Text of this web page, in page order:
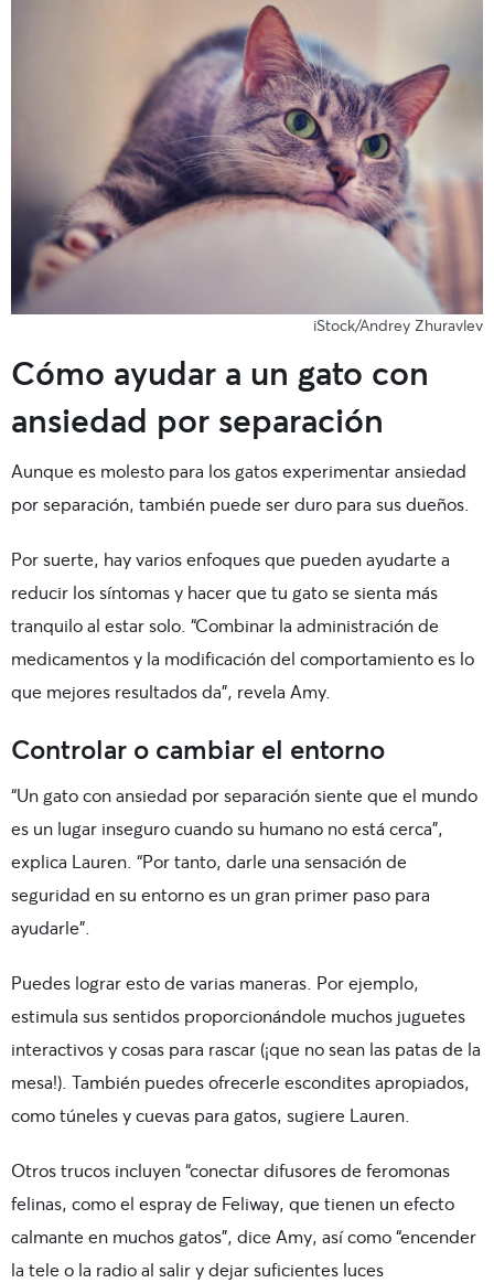
iStock/Andrey Zhuravlev
Cómo ayudar a un gato con
ansiedad por separación
Aunque es molesto para los gatos experimentar ansiedad
por separación, también puede ser duro para sus dueños.
Por suerte, hay varios enfoques que pueden ayudarte a
reducir los síntomas y hacer que tu gato se sienta más
tranquilo al estar solo. “Combinar la administración de
medicamentos y la modificación del comportamiento es lo
que mejores resultados da”, revela Amy.
Controlar o cambiar el entorno
“Un gato con ansiedad por separación siente que el mundo
es un lugar inseguro cuando su humano no está cerca”,
explica Lauren. “Por tanto, darle una sensación de
seguridad en su entorno es un gran primer paso para
ayudarle”.
Puedes lograr esto de varias maneras. Por ejemplo,
estimula sus sentidos proporcionándole muchos juguetes
interactivos y cosas para rascar (¡que no sean las patas de la
mesa!). También puedes ofrecerle escondites apropiados,
como túneles y cuevas para gatos, sugiere Lauren.
Otros trucos incluyen “conectar difusores de feromonas
felinas, como el espray de Feliway, que tienen un efecto
calmante en muchos gatos”, dice Amy, así como “encender
la tele o la radio al salir y dejar suficientes luces